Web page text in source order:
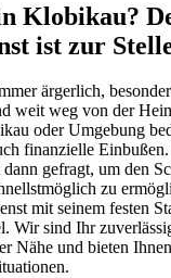
Klobikau?
ist zur
ärgerlich,
weit weg von der
oder Umgebung
finanzielle
gefragt, um den
zu
mit seinem festen
Wir sind Ihr
Nähe und bieten